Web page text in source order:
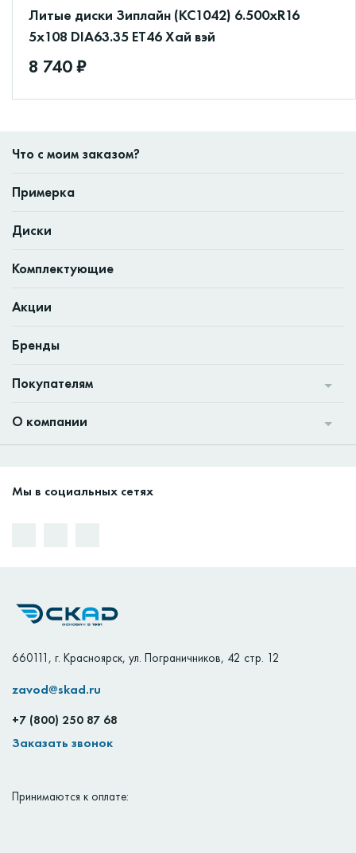
Литые диски Зиплайн (КС1042) 6.500xR16
5x108 DIA63.35 ET46 Хай вэй
8 740 ₽
660111 , г. Красноярск, ул. Пограничников, 42 стр. 12
zavod@skad.ru
+7 (800) 250 87 68
Заказать звонок
Что с моим заказом?
Примерка
Диски
Комплектующие
Акции
Бренды
Покупателям
О компании
Мы в социальных сетях
Принимаются к оплате: